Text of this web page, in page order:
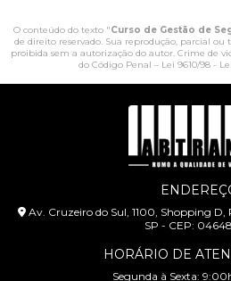
O conteúdo do texto "Curso de Gestão de
de direito reservado. Sua reprodução, parcial ou
proibida sem a autorização do autor. Crime de
do Código Penal – Lei 9610/98 -
Av. Cruzeiro do Sul, 1100, Shopping D,
SP - CEP:
HORÁRIO DE
Segunda à Sexta: